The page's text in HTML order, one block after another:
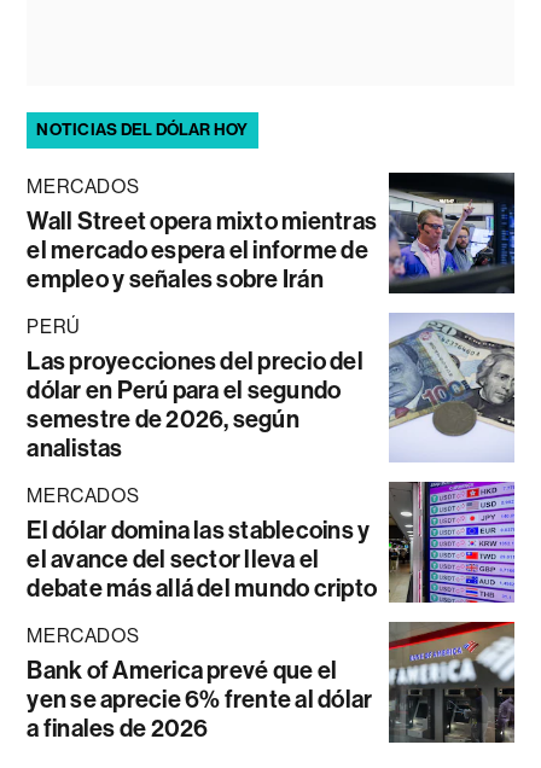
NOTICIAS DEL DÓLAR HOY
MERCADOS
Wall Street opera mixto mientras
el mercado espera el informe de
empleo y señales sobre Irán
PERÚ
Las proyecciones del precio del
dólar en Perú para el segundo
semestre de 2026, según
analistas
MERCADOS
El dólar domina las stablecoins y
el avance del sector lleva el
debate más allá del mundo cripto
MERCADOS
Bank of America prevé que el
yen se aprecie 6% frente al dólar
a finales de 2026